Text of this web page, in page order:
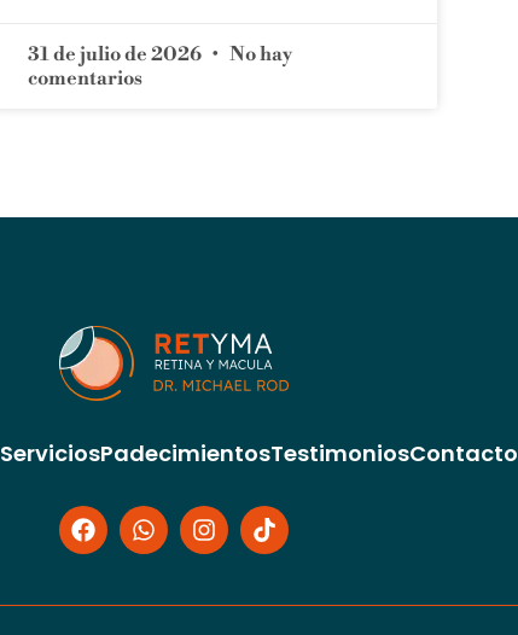
31 de julio de 2026
No hay
comentarios
ServiciosPadecimientosTestimoniosContacto